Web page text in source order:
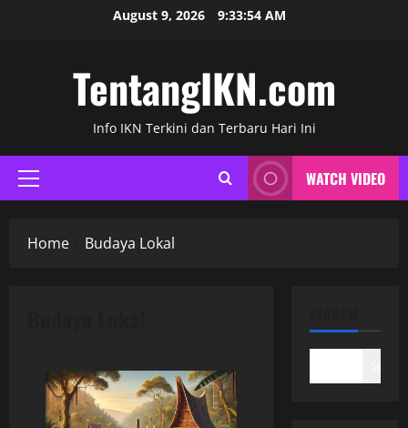
August 9, 2026 9:33:55 AM
TentangIKN.com
Info IKN Terkini dan Terbaru Hari Ini
Primary
Menu
WATCH VIDEO
Home Budaya Lokal